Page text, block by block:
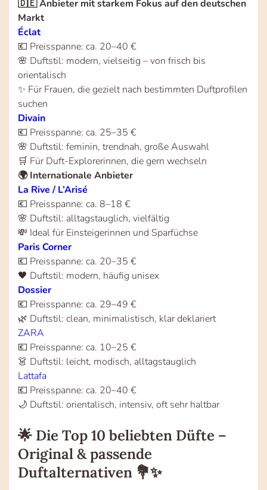
🇩🇪 Anbieter mit starkem Fokus auf den deutschen
Markt
Éclat
💶 Preisspanne: ca. 20–40 €
🌸 Duftstil: modern, vielseitig – von frisch bis
orientalisch
✨ Für Frauen, die gezielt nach bestimmten Duftprofilen
suchen
Divain
💶 Preisspanne: ca. 25–35 €
🌸 Duftstil: feminin, trendnah, große Auswahl
🛒 Für Duft-Explorerinnen, die gern wechseln
🌍 Internationale Anbieter
La Rive / L’Arisé
💶 Preisspanne: ca. 8–18 €
🌸 Duftstil: alltagstauglich, vielfältig
💸 Ideal für Einsteigerinnen und Sparfüchse
Paris Corner
💶 Preisspanne: ca. 20–35 €
🖤 Duftstil: modern, häufig unisex
Dossier
💶 Preisspanne: ca. 29–49 €
🌿 Duftstil: clean, minimalistisch, klar deklariert
ZARA
💶 Preisspanne: ca. 10–25 €
👗 Duftstil: leicht, modisch, alltagstauglich
Lattafa
💶 Preisspanne: ca. 20–40 €
🌙 Duftstil: orientalisch, intensiv, oft sehr haltbar
🌟 Die Top 10 beliebten Düfte –
Original & passende
Duftalternativen 💐✨